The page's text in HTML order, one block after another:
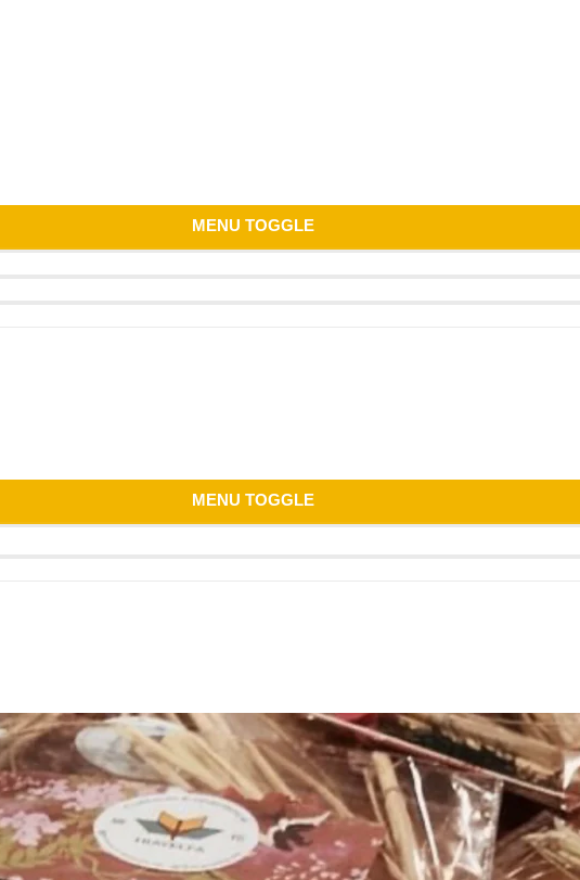
MENU TOGGLE
MENU TOGGLE